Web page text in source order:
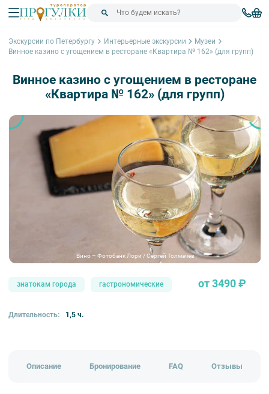
Экскурсии по Петербургу Интерьерные экскурсии
Музеи
Винное казино с угощением в ресторане «Квартира № 162» (для групп)
Винное казино с угощением в ресторане
«Квартира № 162» (для групп)
Вино – Фотобанк Лори / Сергей Толмачёв
знатокам города гастрономические от 3490 ₽
Длительность: 1,5 ч.
Описание Бронирование FAQ Отзывы